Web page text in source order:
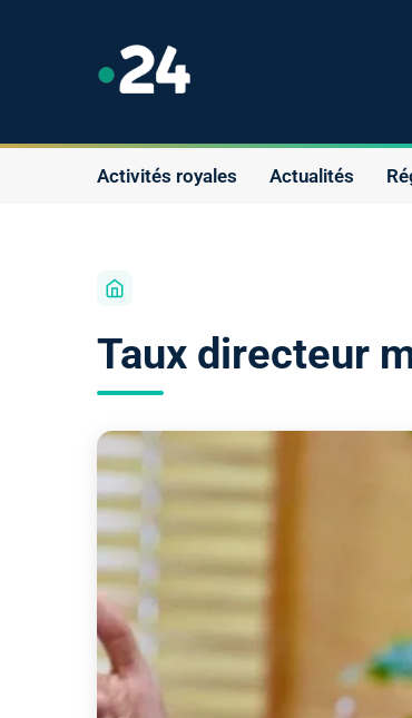
Activités royales Actualités
Taux directeur